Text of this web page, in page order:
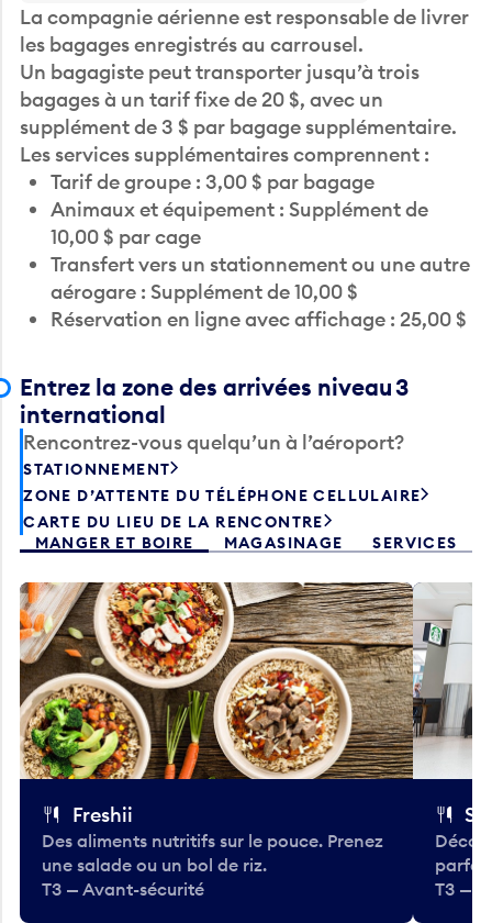
La compagnie aérienne est responsable de livrer
les bagages enregistrés au carrousel.
Un bagagiste peut transporter jusqu’à trois
bagages à un tarif fixe de 20 $, avec un
supplément de 3 $ par bagage supplémentaire.
Les services supplémentaires comprennent :
Tarif de groupe : 3,00 $ par bagage
Animaux et équipement : Supplément de
10,00 $ par cage
Transfert vers un stationnement ou une autre
aérogare : Supplément de 10,00 $
Réservation en ligne avec affichage : 25,00 $
Entrez la zone des arrivées niveau 3
international
Rencontrez-vous quelqu’un à l’aéroport?
STATIONNEMENT
ZONE D’ATTENTE DU TÉLÉPHONE CELLULAIRE
CARTE DU LIEU DE LA RENCONTRE
MANGER ET BOIRE
MAGASINAGE SERVICES
Freshii
Des aliments nutritifs sur le pouce. Prenez
une salade ou un bol de riz.
T3 — Avant-sécurité
T3 —